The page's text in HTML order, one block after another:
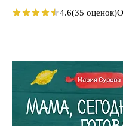
4.6(35 оценок)